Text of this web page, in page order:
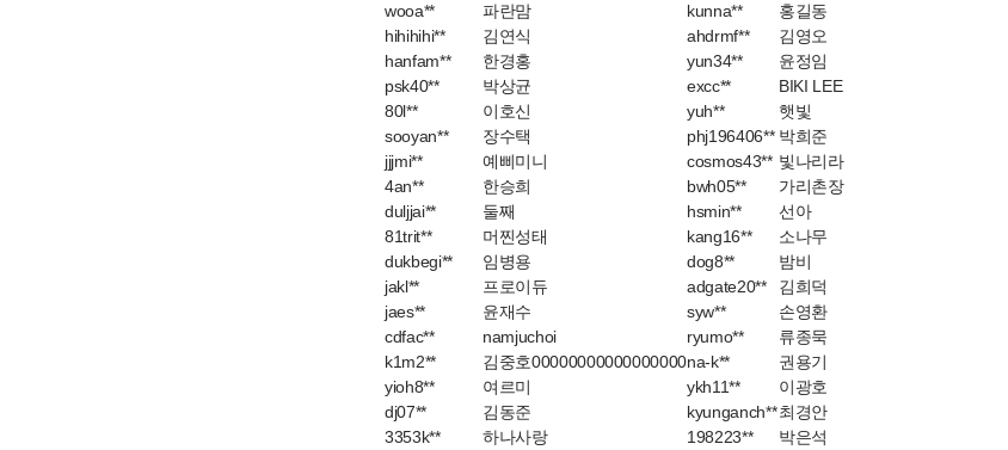
wooa**
파란맘 kunna**
홍길동
hihihihi**
김연식 ahdrmf**
김영오
hanfam**
한경홍 yun34**
윤정임
psk40**
박상균 excc**
BIKI LEE
80l**
이호신 yuh**
햇빛
sooyan**
장수택 phj196406** 박희준
jjjmi**
예삐미니 cosmos43** 빛나리라
4an**
한승희 bwh05**
가리촌장
duljjai**
둘째 hsmin**
선아
81trit**
머찐성태 kang16**
소나무
dukbegi**
임병용 dog8**
밤비
jakl**
프로이듀 adgate20**
김희덕
jaes**
윤재수 syw**
손영환
cdfac**
namjuchoi ryumo**
류종묵
k1m2**
김중호00000000000000000na-k**
권용기
yioh8**
여르미 ykh11**
이광호
dj07**
김동준 kyunganch**최경안
3353k**
하나사랑 198223**
박은석